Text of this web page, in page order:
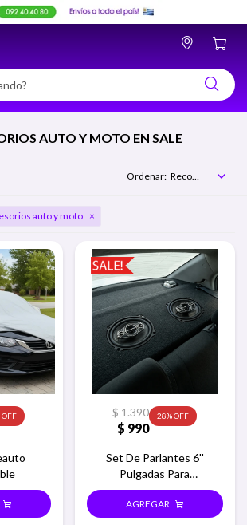
AUTO Y MOTO EN SALE
Recomendados
auto y moto
$ 990
$1.390 28
Set De Parlantes 6''
Pulgadas Para
Auto/camioneta